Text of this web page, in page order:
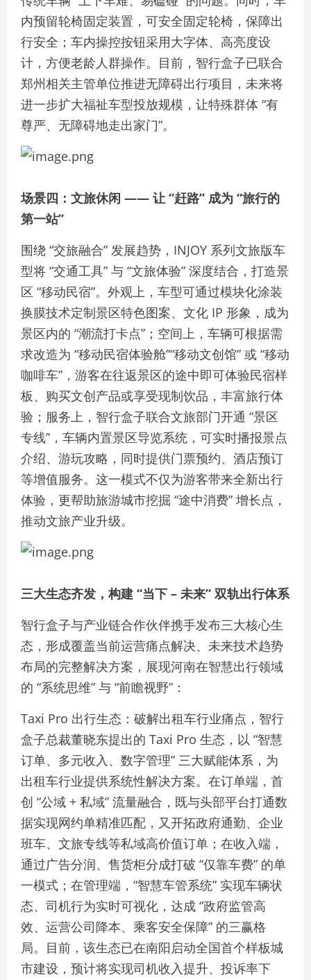
内预留轮椅固定装置，可安全固定轮椅，保障出
行安全；车内操控按钮采用大字体、高亮度设
计，方便老龄人群操作。目前，智行盒子已联合
郑州相关主管单位推进无障碍出行项目，未来将
进一步扩大福祉车型投放规模，让特殊群体 “有
尊严、无障碍地走出家门”。
场景四：文旅休闲 —— 让 “赶路” 成为 “旅行的
第一站”
围绕 “交旅融合” 发展趋势，INJOY 系列文旅版车
型将 “交通工具” 与 “文旅体验” 深度结合，打造景
区 “移动民宿”。外观上，车型可通过模块化涂装
换膜技术定制景区特色图案、文化 IP 形象，成为
景区内的 “潮流打卡点”；空间上，车辆可根据需
求改造为 “移动民宿体验舱”“移动文创馆” 或 “移动
咖啡车”，游客在往返景区的途中即可体验民宿样
板、购买文创产品或享受现制饮品，丰富旅行体
验；服务上，智行盒子联合文旅部门开通 “景区
专线”，车辆内置景区导览系统，可实时播报景点
介绍、游玩攻略，同时提供门票预约、酒店预订
等增值服务。这一模式不仅为游客带来全新出行
体验，更帮助旅游城市挖掘 “途中消费” 增长点，
推动文旅产业升级。
三大生态齐发，构建 “当下 – 未来” 双轨出行体系
智行盒子与产业链合作伙伴携手发布三大核心生
态，形成覆盖当前运营痛点解决、未来技术趋势
布局的完整解决方案，展现河南在智慧出行领域
的 “系统思维” 与 “前瞻视野”：
Taxi Pro 出行生态：破解出租车行业痛点，智行
盒子总裁董晓东提出的 Taxi Pro 生态，以 “智慧
订单、多元收入、数字管理” 三大赋能体系，为
出租车行业提供系统性解决方案。在订单端，首
创 “公域 + 私域” 流量融合，既与头部平台打通数
据实现网约单精准匹配，又开拓政府通勤、企业
班车、文旅专线等私域高价值订单；在收入端，
通过广告分润、售货柜分成打破 “仅靠车费” 的单
一模式；在管理端，“智慧车管系统” 实现车辆状
态、司机行为实时可视化，达成 “政府监管高
效、运营公司降本、乘客安全保障” 的三赢格
局。目前，该生态已在南阳启动全国首个样板城
市建设，预计将实现司机收入提升、投诉率下